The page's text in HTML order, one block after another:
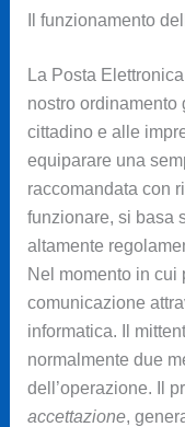
Il funzionamento
La Posta
nostro ordinamento
cittadino e alle
equiparare una
raccomandata con
funzionare, si basa
altamente
Nel momento in cui
comunicazione
informatica. Il
normalmente due
dell’operazione. Il
accettazione,